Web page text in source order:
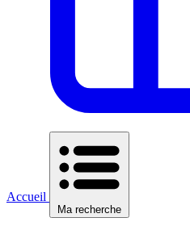
Accueil
Ma recherche